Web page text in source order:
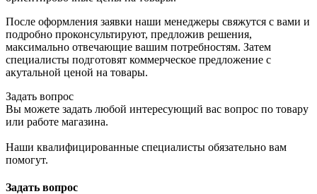
После оформления заявки наши менеджеры свяжутся с вами и
подробно проконсультируют, предложив решения,
максимально отвечающие вашим потребностям. Затем
специалисты подготовят коммерческое предложение с
акутальной ценой на товары.
Задать вопрос
Вы можете задать любой интересующий вас вопрос по товару
или работе магазина.
Наши квалифицированные специалисты обязательно вам
помогут.
Задать вопрос